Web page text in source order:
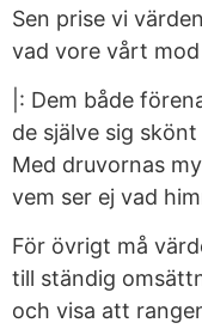
Sen prise vi
vad vore vårt
|: Dem både
de själve sig
Med druvornas
vem ser ej vad
För övrigt må
till ständig
och visa att